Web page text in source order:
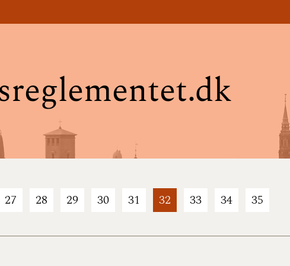
27 28 29 30 31 32 33 34 35